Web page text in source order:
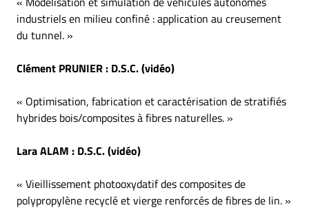
industriels en milieu confiné : application au creusement
du tunnel. »
Clément PRUNIER: D.S.C. (vidéo)
« Optimisation, fabrication et caractérisation de stratifiés
hybrides bois/composites à fibres naturelles. »
Lara ALAM : D.S.C. (vidéo)
« Vieillissement photooxydatif des composites de
polypropylène recyclé et vierge renforcés defibres de lin. »